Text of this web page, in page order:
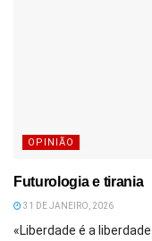
OPINIÃO
Futurologia e tirania
31 DE JANEIRO, 2026
«Liberdade é a